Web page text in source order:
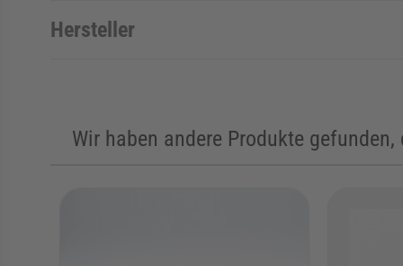
Hersteller
Wir haben andere Produkte